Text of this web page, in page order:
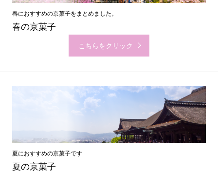
春におすすめの京菓子をまとめました。
春の京菓子
こちらをクリック
夏におすすめの京菓子です
夏の京菓子